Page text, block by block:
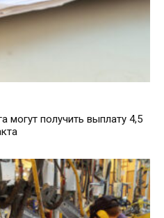
могут получить выплату 4,5